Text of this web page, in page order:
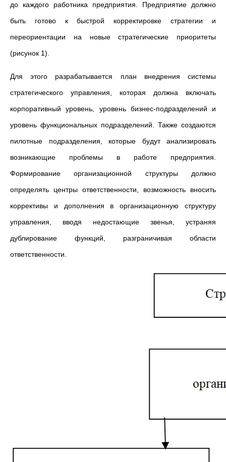
до каждого работника предприятия. Предприятие должно
быть готово к быстрой корректировке стратегии и
переориентации на новые стратегические приоритеты
(рисунок 1).
Для этого разрабатывается план внедрения системы
стратегического управления, которая должна включать
корпоративный уровень, уровень бизнес-подразделений и
уровень функциональных подразделений. Также создаются
пилотные подразделения, которые будут анализировать
возникающие проблемы в работе предприятия.
Формирование организационной структуры должно
определять центры ответственности, возможность вносить
коррективы и дополнения в организационную структуру
управления, вводя недостающие звенья, устраняя
дублирование функций, разграничивая области
ответственности.